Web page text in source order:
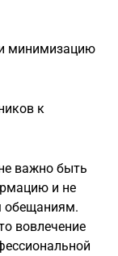
минимизацию
к
важно быть
и не
обещаниям.
вовлечение